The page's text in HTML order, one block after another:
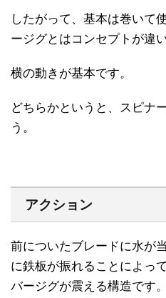
したがって、基本は巻いて
ージグとはコンセプトが違い
横の動きが基本です。
どちらかというと、スピナ
う。
アクション
前についたブレードに水が
に鉄板が振れることによっ
バージグが震える構造です